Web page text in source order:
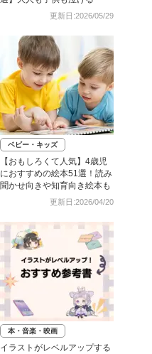
更新日:2026/05/29
ベビー・キッズ
【おもしろくて人気】4歳児
におすすめの絵本51選！読み
聞かせ向きや知育向き絵本も
更新日:2026/04/20
本・音楽・映画
イラストがレベルアップする